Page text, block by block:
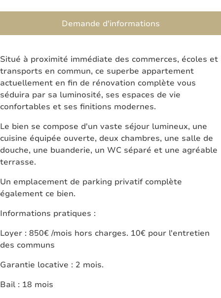
Demande d'informations
Situé à proximité immédiate des commerces, écoles et
transports en commun, ce superbe appartement
actuellement en fin de rénovation complète vous
séduira par sa luminosité, ses espaces de vie
confortables et ses finitions modernes.
Le bien se compose d'un vaste séjour lumineux, une
cuisine équipée ouverte, deux chambres, une salle de
douche, une buanderie, un WC séparé et une agréable
terrasse.
Un emplacement de parking privatif complète
également ce bien.
Informations pratiques :
Loyer : 850€ /mois hors charges. 10€ pour l'entretien
des communs
Garantie locative : 2 mois.
Bail : 18 mois